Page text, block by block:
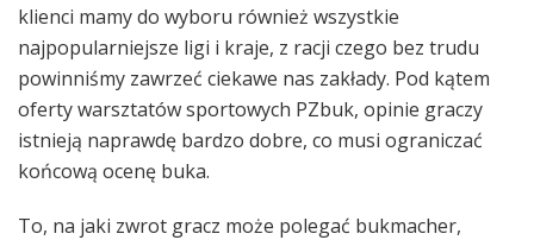
klienci mamy do wyboru również wszystkie
najpopularniejsze ligi i kraje, z racji czego bez trudu
powinniśmy zawrzeć ciekawe nas zakłady. Pod kątem
oferty warsztatów sportowych PZbuk, opinie graczy
istnieją naprawdę bardzo dobre, co musi ograniczać
końcową ocenę buka.
To, na jaki zwrot gracz może polegać bukmacher,